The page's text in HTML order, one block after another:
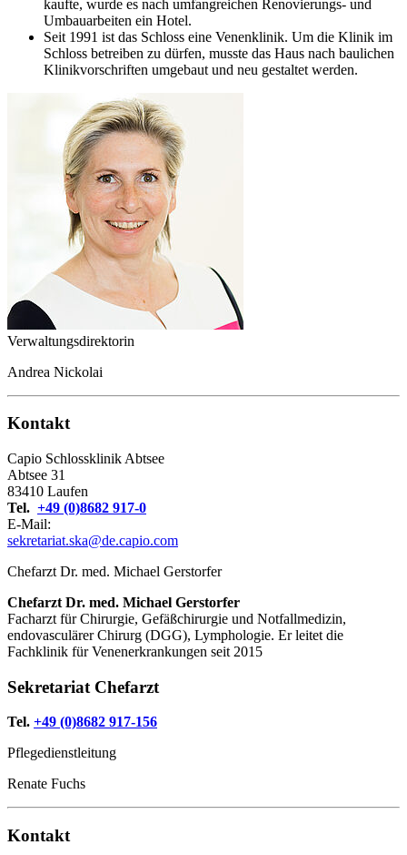
kaufte, wurde es nach umfangreichen Renovierungs- und
Umbauarbeiten ein Hotel.
Seit 1991 ist das Schloss eine Venenklinik. Um die Klinik im
Schloss betreiben zu dürfen, musste das Haus nach baulichen
Klinikvorschriften umgebaut und neu gestaltet werden.
Verwaltungsdirektorin
Andrea Nickolai
Kontakt
Capio Schlossklinik Abtsee
Abtsee 31
83410 Laufen
Tel. +49 (0)8682 917-0
E-Mail:
sekretariat.ska@de.capio.com
Chefarzt Dr. med. Michael Gerstorfer
Chefarzt Dr. med. Michael Gerstorfer
Facharzt für Chirurgie, Gefäßchirurgie und Notfallmedizin,
endovasculärer Chirurg (DGG), Lymphologie. Er leitet die
Fachklinik für Venenerkrankungen seit 2015
Sekretariat Chefarzt
Tel. +49 (0)8682 917-156
Pflegedienstleitung
Renate Fuchs
Kontakt